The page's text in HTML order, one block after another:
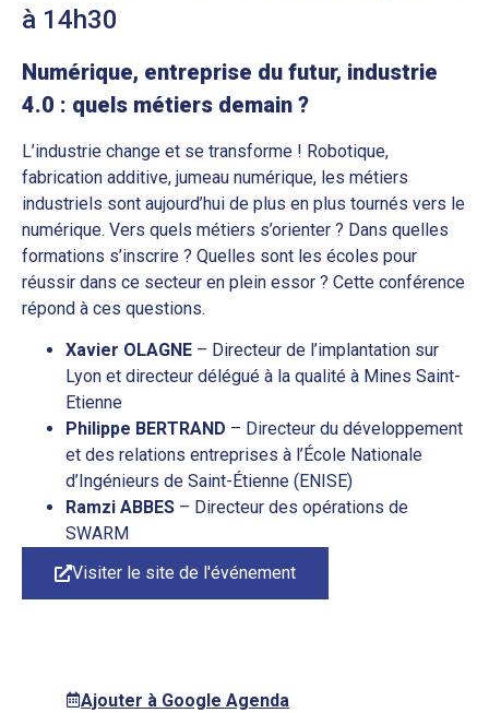
à 14h30
Numérique, entreprise du futur, industrie
4.0 : quels métiers demain ?
L’industrie change et se transforme ! Robotique,
fabrication additive, jumeau numérique, les métiers
industriels sont aujourd’hui de plus en plus tournés vers le
numérique. Vers quels métiers s’orienter ? Dans quelles
formations s’inscrire ? Quelles sont les écoles pour
réussir dans ce secteur en plein essor ? Cette conférence
répond à ces questions.
Xavier OLAGNE – Directeur de l’implantation sur
Lyon et directeur délégué à la qualité à Mines Saint-
Etienne
Philippe BERTRAND – Directeur du développement
et des relations entreprises à l’École Nationale
d’Ingénieurs de Saint-Étienne (ENISE)
Ramzi ABBES – Directeur des opérations de
SWARM
Visiter le site de l'événement
Ajouter à Google Agenda